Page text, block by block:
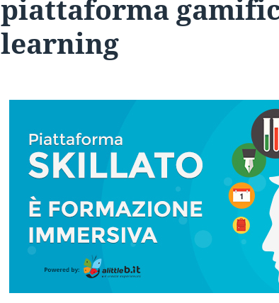
piattaforma
learning